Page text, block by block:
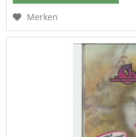
Merken